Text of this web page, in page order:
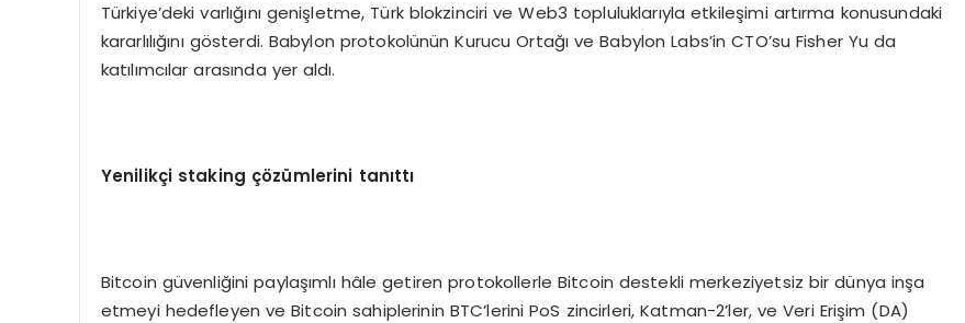
Türkiye’deki varlığını genişletme, Türk blokzinciri ve Web3 topluluklarıyla etkileşimi artırma konusundaki
kararlılığını gösterdi. Babylon protokolünün Kurucu Ortağı ve Babylon Labs’in CTO’su Fisher Yu da
katılımcılar arasında yer aldı.
Yenilikçi staking çözümlerini tanıttı
Bitcoin güvenliğini paylaşımlı hâle getiren protokollerle Bitcoin destekli merkeziyetsiz bir dünya inşa
etmeyi hedefleyen ve Bitcoin sahiplerinin BTC’lerini PoS zincirleri, Katman-2’ler, ve Veri Erişim (DA)